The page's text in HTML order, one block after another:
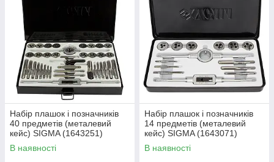
Набір плашок і позначників
40 предметів (металевий
кейс) SIGMA (1643251)
В наявності
Набір плашок і позначників
14 предметів (металевий
кейс) SIGMA (1643071)
В наявності